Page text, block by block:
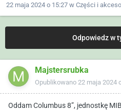
22 maja 2024 o 15:27 w Części i
Odpowiedz w
Majstersrubka
Opublikowano 22 maja 2024
Oddam Columbus 8”, jednostkę